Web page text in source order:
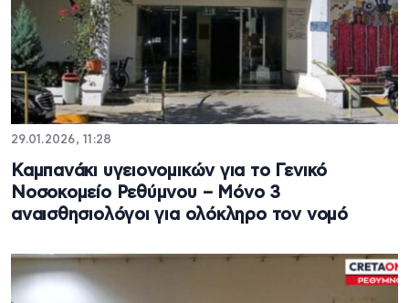
29.01.2026, 11:28
Καμπανάκι υγειονομικών για το Γενικό
Νοσοκομείο Ρεθύμνου – Μόνο 3
αναισθησιολόγοι για ολόκληρο τον νομό